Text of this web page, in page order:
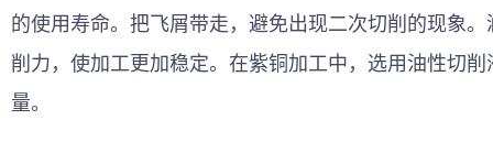
的使用寿命。把飞屑带走，避免出现二次切削的现象
削力，使加工更加稳定。在紫铜加工中，选用油性切
量。